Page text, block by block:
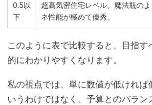
0.5以
下
超高気密住宅レベル。魔法瓶の
ネ性能が極めて優秀。
このように表で比較すると、目指す
的にわかりやすくなります。
私の視点では、単に数値が低ければ
いうわけではなく、予算とのバラン